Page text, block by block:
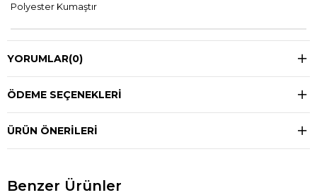
Polyester Kumaştır
YORUMLAR(0)
ÖDEME SEÇENEKLERI
ÜRÜN ÖNERILERI
Benzer Ürünler